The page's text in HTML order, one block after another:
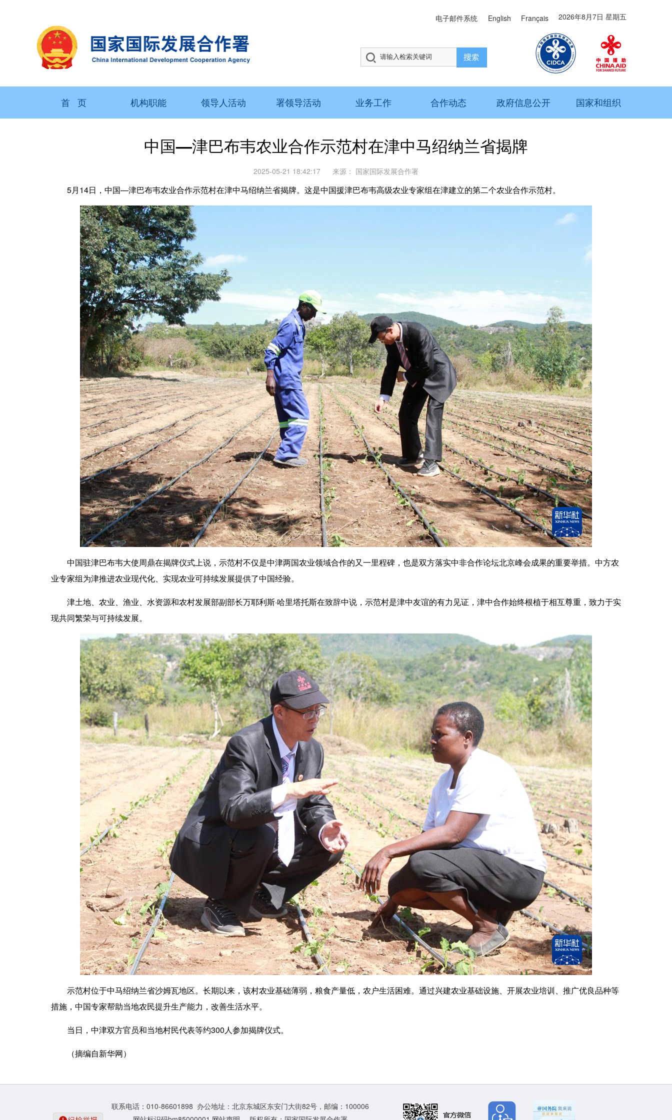
2026年8月7日 星期五
电子邮件系统 English Français
首 页 机构职能 领导人活动 署领导活动 业务工作 合作动态 政府信息公开 国家和组织
中国—津巴布韦农业合作示范村在津中马绍纳兰省揭牌
2025-05-21 18:42:17 来源： 国家国际发展合作署
5月14日，中国—津巴布韦农业合作示范村在津中马绍纳兰省揭牌。这是中国援津巴布韦高级农业专家组在津建立的第二个农业合作示范村。
中国驻津巴布韦大使周鼎在揭牌仪式上说，示范村不仅是中津两国农业领域合作的又一里程碑，也是双方落实中非合作论坛北京峰会成果的重要举措。中方农
业专家组为津推进农业现代化、实现农业可持续发展提供了中国经验。
津土地、农业、渔业、水资源和农村发展部副部长万耶利斯·哈里塔托斯在致辞中说，示范村是津中友谊的有力见证，津中合作始终根植于相互尊重，致力于实
现共同繁荣与可持续发展。
示范村位于中马绍纳兰省沙姆瓦地区。长期以来，该村农业基础薄弱，粮食产量低，农户生活困难。通过兴建农业基础设施、开展农业培训、推广优良品种等
措施，中国专家帮助当地农民提升生产能力，改善生活水平。
当日，中津双方官员和当地村民代表等约300人参加揭牌仪式。
（摘编自新华网）
联系电话：010-86601898 办公地址：北京东城区东安门大街82号，邮编：100006